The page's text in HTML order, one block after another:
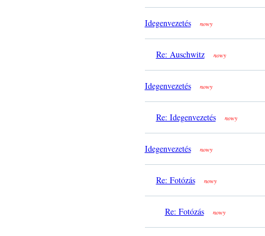
Idegenvezetés nowy
Re: Auschwitz nowy
Idegenvezetés nowy
Re: Idegenvezetés nowy
Idegenvezetés nowy
Re: Fotózás nowy
Re: Fotózás nowy